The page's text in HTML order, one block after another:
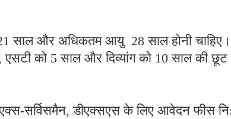
साल और अधिकतम आयु 28 साल होनी
एसटी को 5 साल और दिव्यांग को 10 साल की छूट
एक्स-सर्विसमैन, डीएक्सएस के लिए आवेदन फीस